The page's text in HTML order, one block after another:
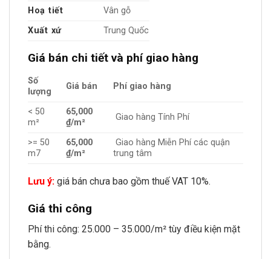
Hoạ tiết
Vân gỗ
Xuất xứ
Trung Quốc
Giá bán chi tiết và phí giao hàng
Số
lượng
Giá bán Phí giao hàng
< 50
m²
65,000
₫/m²
Giao hàng Tính Phí
>= 50
m7
65,000
₫/m²
Giao hàng Miễn Phí các quận
trung tâm
Lưu ý: giá bán chưa bao gồm thuế VAT 10%.
Giá thi công
Phí thi công: 25.000 – 35.000/m² tùy điều kiện mặt
bằng.